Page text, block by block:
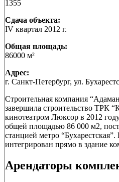
Сдача объекта:
IV квартал 2012 г.
Общая площадь:
86000 м²
Адрес:
г. Санкт-Петербург, ул.
Строительная компания
завершила строительство ТРК
кинотеатром Люксор в 2012
общей площадью 86 000 м2,
станцией метро
интегрирован прямо в здание
Арендаторы